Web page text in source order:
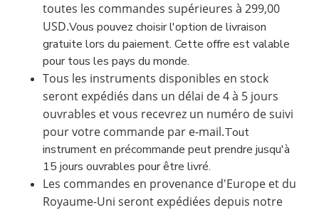
toutes les commandes supérieures à 299,00
USD.Vous pouvez choisir l'option de livraison
gratuite lors du paiement. Cette offre est valable
pour tous les pays du monde.
Tous les instruments disponibles en stock
seront expédiés dans un délai de 4 à 5 jours
ouvrables et vous recevrez un numéro de suivi
pour votre commande par e-mail.Tout
instrument en précommande peut prendre jusqu'à
15 jours ouvrables pour être livré.
Les commandes en provenance d'Europe et du
Royaume-Uni seront expédiées depuis notre